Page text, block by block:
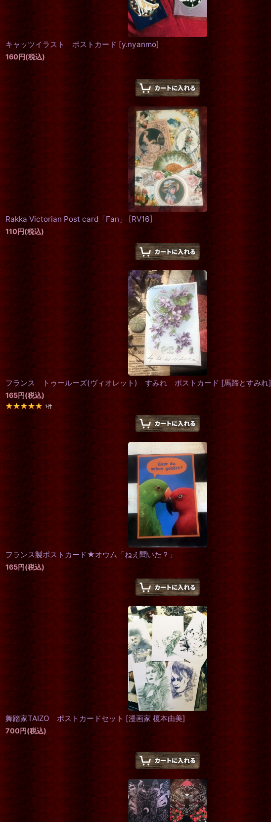
キャッツイラスト ポストカード [y.nyanmo]
160円(税込)
Rakka Victorian Post card「Fan」 [RV16]
110円(税込)
フランス トゥールーズ(ヴィオレット) すみれ ポストカード [馬蹄とすみれ]
165円(税込)
1件
フランス製ポストカード★オウム「ねえ聞いた？」
165円(税込)
舞踏家TAIZO ポストカードセット [漫画家 榎本由美]
700円(税込)